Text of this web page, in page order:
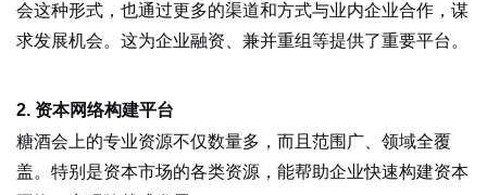
会这种形式，也通过更多的渠道和方式与业内企业合作，谋
求发展机会。这为企业融资、兼并重组等提供了重要平台。
2. 资本网络构建平台
糖酒会上的专业资源不仅数量多，而且范围广、领域全覆
盖。特别是资本市场的各类资源，能帮助企业快速构建资本